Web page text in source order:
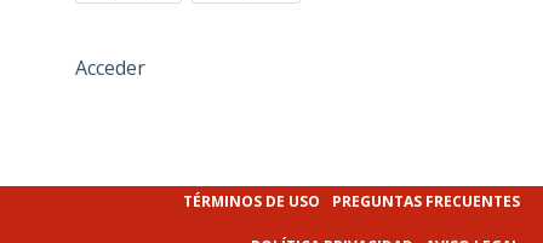
Acceder
TÉRMINOS DE USO PREGUNTAS FRECUENTES